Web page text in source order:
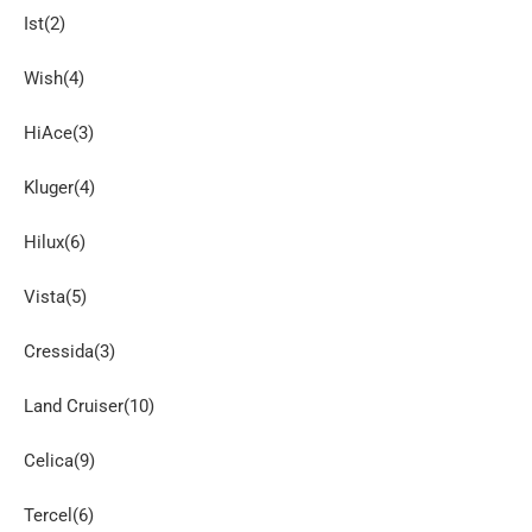
Ist(2)
Wish(4)
HiAce(3)
Kluger(4)
Hilux(6)
Vista(5)
Cressida(3)
Land Cruiser(10)
Celica(9)
Tercel(6)